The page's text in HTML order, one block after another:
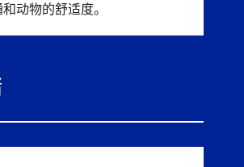
动物的舒适度。